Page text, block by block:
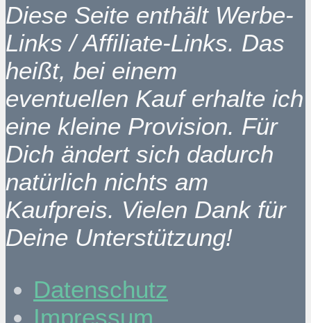
Diese Seite enthält Werbe-
Links / Affiliate-Links. Das
heißt, bei einem
eventuellen Kauf erhalte ich
eine kleine Provision. Für
Dich ändert sich dadurch
natürlich nichts am
Kaufpreis. Vielen Dank für
Deine Unterstützung!
Datenschutz
Impressum